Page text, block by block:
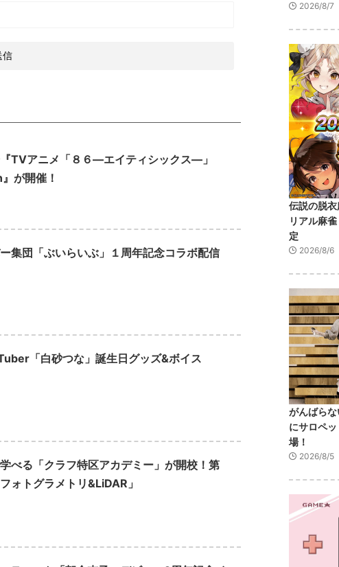
TVアニメ「８６―エイティシックス―」
が開催！
集団「ぶいらいぶ」１周年記念コラボ配信
「白砂つな」誕生日グッズ&ボイス
べる「クラフ特区アカデミー」が開校！第
ォトグラメトリ&LiDAR」
2026/8/7
伝説の脱
リアル麻
定
2026/8/6
がんばらな
にサロペ
場！
2026/8/5